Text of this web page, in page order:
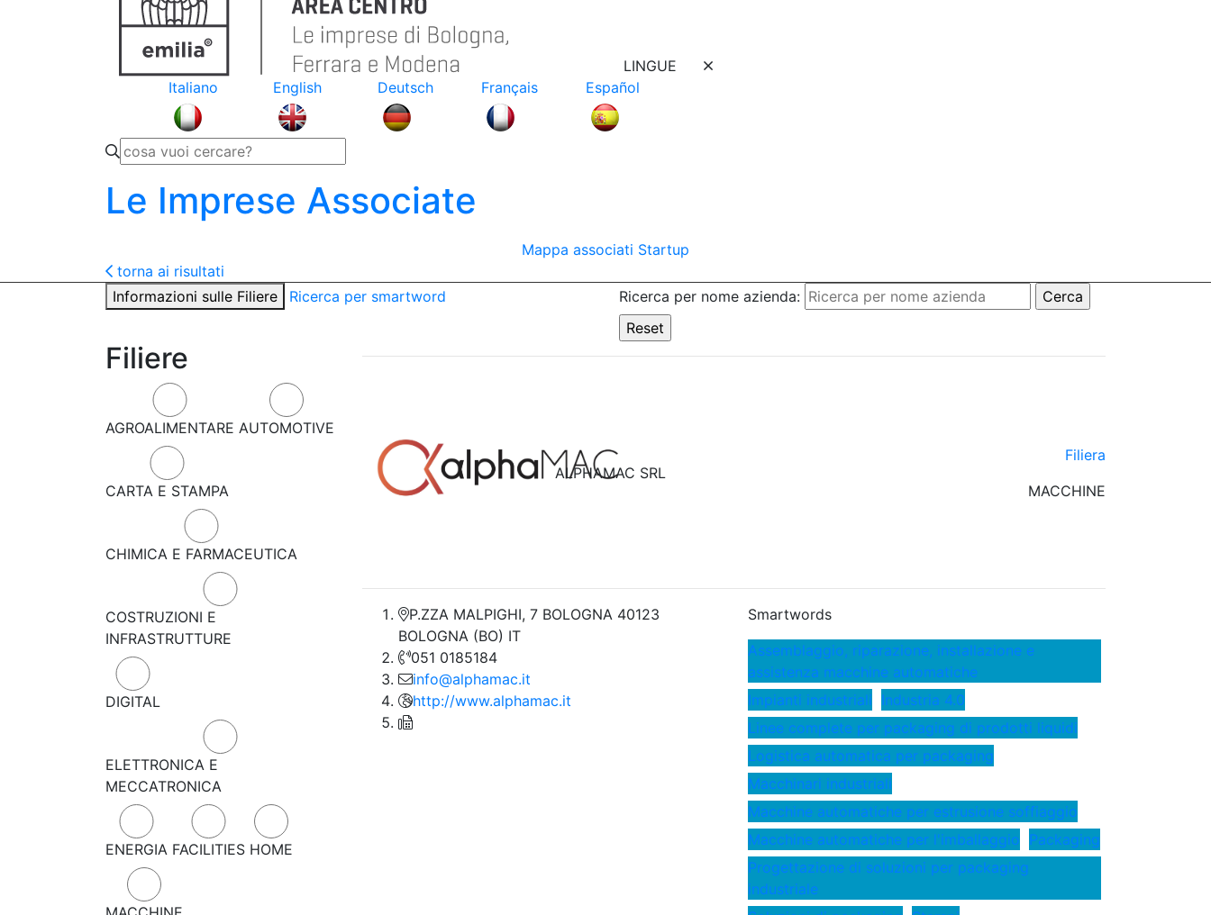
LINGUE
Italiano
English Deutsch Français Español
Le Imprese Associate
Mappa associati Startup
torna ai risultati
Informazioni sulle Filiere
Ricerca per smartword Ricerca per nome azienda:
Filiere
AGROALIMENTARE AUTOMOTIVE
CARTA E STAMPA
CHIMICA E FARMACEUTICA
COSTRUZIONI E
INFRASTRUTTURE
DIGITAL
ELETTRONICA E
MECCATRONICA
ENERGIA FACILITIES HOME
ALPHAMAC SRL
Filiera
MACCHINE
P.ZZA MALPIGHI, 7 BOLOGNA 40123
BOLOGNA (BO) IT
051 0185184
info@alphamac.it
http://www.alphamac.it
Smartwords
Assemblaggio, riparazione, installazione e
assistenza macchine automatiche
Impianti industriali Industria 4.0
Linee complete per packaging di prodotti liquidi
Logistica automatica per packaging
Macchinari industriali
Macchine automatiche per estrusione soffiaggio
Macchine automatiche per l'imballaggio Packaging
Progettazione di soluzioni per packaging
industriale